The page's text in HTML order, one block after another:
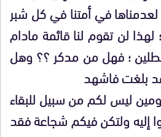
لعدمناها في أمتنا في كل شبر
لن تقوم لنا قائمة مادام
؛ فهل من مدكر ؟؟ وهل
بلغت فاشهد
ليس لكم من سبيل للبقاء
إليه ولتكن فيكم شجاعة فقد